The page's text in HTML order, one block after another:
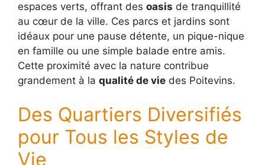
espaces verts, offrant des oasis de tranquillité
au cœur de la ville. Ces parcs et jardins sont
idéaux pour une pause détente, un pique-nique
en famille ou une simple balade entre amis.
Cette proximité avec la nature contribue
grandement à la qualité de vie des Poitevins.
Des Quartiers Diversifiés
pour Tous les Styles de
Vie